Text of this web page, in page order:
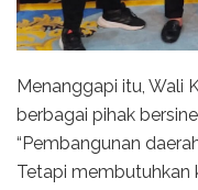
Menanggapi itu, Wali
berbagai pihak
“Pembangunan
Tetapi membutuhkan